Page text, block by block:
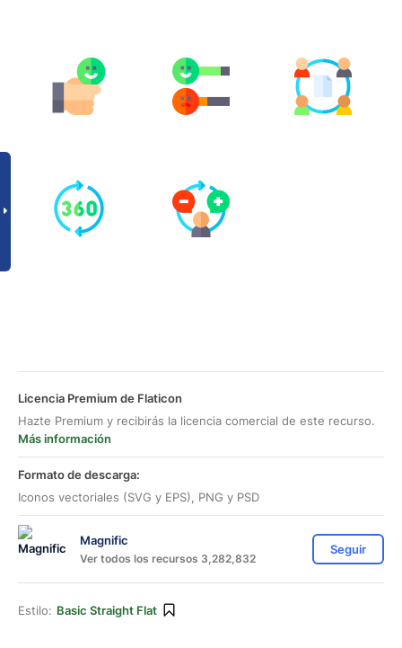
Licencia Premium de Flaticon
Hazte Premium y recibirás la licencia comercial de este recurso.
Más información
Formato de descarga:
Iconos vectoriales (SVG y EPS), PNG y PSD
Magnific
Ver todos los recursos 3,282,832
Seguir
Estilo: Basic Straight Flat